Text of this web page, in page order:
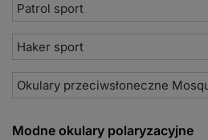
Patrol sport
Haker sport
Okulary przeciwsłoneczne
Modne okulary polaryzacyjne